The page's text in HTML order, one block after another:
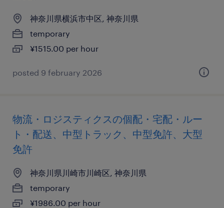
神奈川県横浜市中区, 神奈川県
temporary
¥1515.00 per hour
posted 9 february 2026
物流・ロジスティクスの個配・宅配・ルー
ト・配送、中型トラック、中型免許、大型
免許
神奈川県川崎市川崎区, 神奈川県
temporary
¥1986.00 per hour